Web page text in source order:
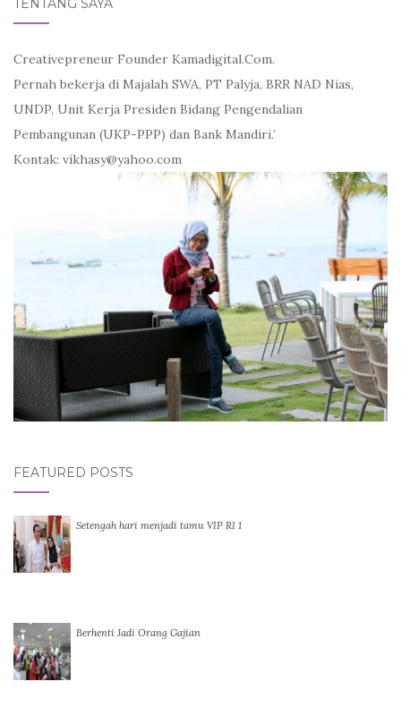
TENTANG SAYA
Creativepreneur Founder Kamadigital.Com.
Pernah bekerja di Majalah SWA, PT Palyja, BRR NAD Nias,
UNDP, Unit Kerja Presiden Bidang Pengendalian
Pembangunan (UKP-PPP) dan Bank Mandiri.’
Kontak: vikhasy@yahoo.com
FEATURED POSTS
Setengah hari menjadi tamu VIP RI 1
Berhenti Jadi Orang Gajian